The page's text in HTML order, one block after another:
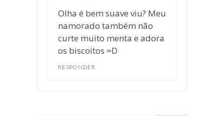
Olha é bem suave viu? Meu
namorado também não
curte muito menta e adora
os biscoitos =D
RESPONDER